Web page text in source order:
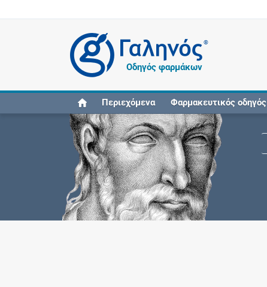
®
Οδηγός φαρμάκων
Περιεχόμενα Φαρμακευτικός οδηγός